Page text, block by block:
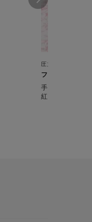
圧力鍋
フルーツジャム
手作りジャムも
紅茶と合わせて